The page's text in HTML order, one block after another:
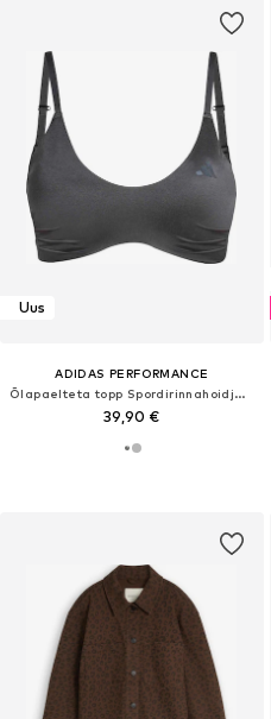
Uus
ADIDAS PERFORMANCE
Õlapaelteta topp Spordirinnahoidja 'OPT ESS'
39,90 €